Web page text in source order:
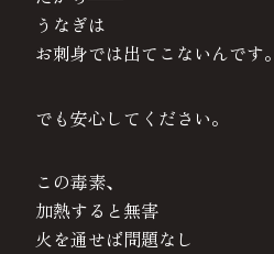
うなぎは
お刺身では出てこないんです。
でも安心してください。
この毒素、
加熱すると無害
火を通せば問題なし